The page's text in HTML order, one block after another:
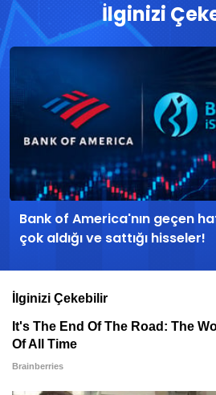
İlginizi
Bank of America'nın geçen
çok aldığı ve sattığı hisseler!